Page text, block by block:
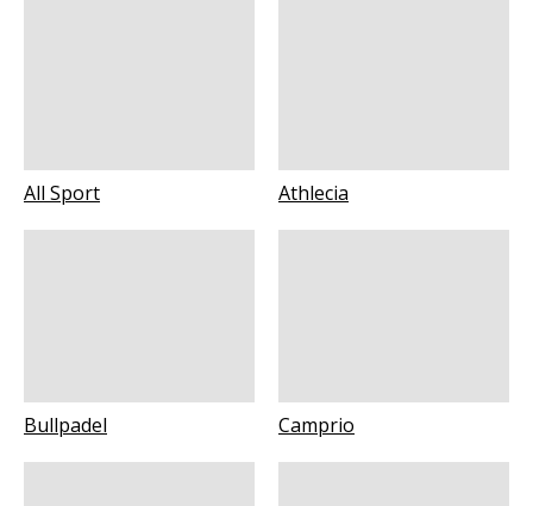
All Sport Athlecia
Bullpadel Camprio